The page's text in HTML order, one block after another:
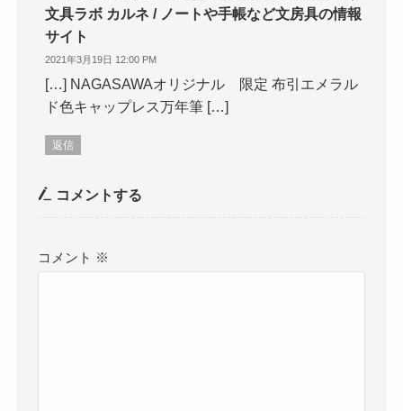
文具ラボ カルネ / ノートや手帳など文房具の情報
サイト
2021年3月19日 12:00 PM
[…] NAGASAWAオリジナル 限定 布引エメラル
ド色キャップレス万年筆 […]
返信
コメントする
コメント ※